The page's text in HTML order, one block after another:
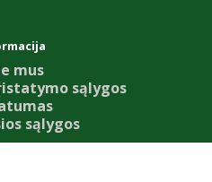
mus
sąlygos
sąlygos